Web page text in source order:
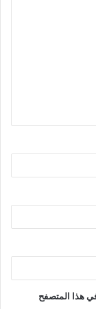
هذا المتصفح